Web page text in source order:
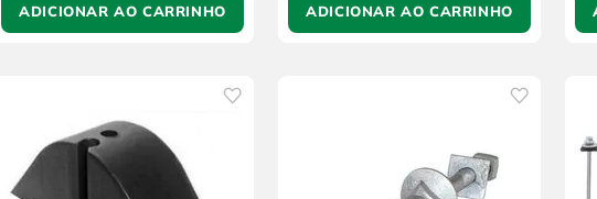
ADICIONAR AO CARRINHO ADICIONAR AO CARRINHO